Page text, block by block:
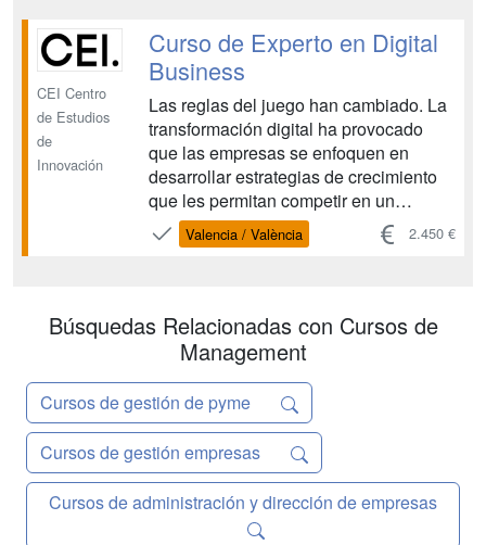
de inicio en Octubre, Enero, Abril y
Junio....
CEI Centro
de Estudios
de
Innovación
Curso de Experto en Digital
Business
Las reglas del juego han cambiado. La
transformación digital ha provocado
que las empresas se enfoquen en
desarrollar estrategias de crecimiento
que les permitan competir en un
entorno cada vez más marcado por la
innovación y las tecnologías. Hay
Junio....
Valencia / València 2.450 €
Búsquedas Relacionadas con Cursos de
Management
Cursos de gestión de pyme
Cursos de gestión empresas
Cursos de administración y dirección de empresas